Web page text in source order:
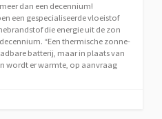
dan een decennium!
een gespecialiseerde vloeistof
die energie uit de zon
“Een thermische zonne-
batterij, maar in plaats van
wordt er warmte, op aanvraag